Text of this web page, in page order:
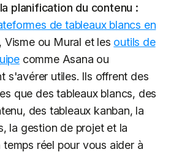
planification du contenu :
de tableaux blancs en
ou Mural et les outils de
comme Asana ou
s'avérer utiles. Ils offrent des
que des tableaux blancs, des
des tableaux kanban, la
la gestion de projet et la
réel pour vous aider à